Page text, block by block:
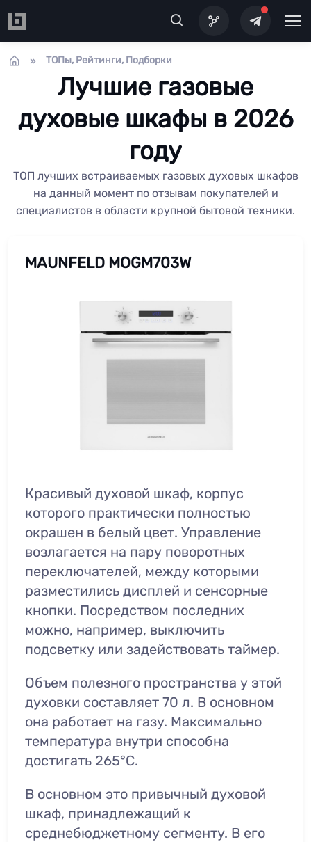
ТОПы, Рейтинги, Подборки
Лучшие газовые
духовые шкафы в 2026
году
ТОП лучших встраиваемых газовых духовых шкафов
на данный момент по отзывам покупателей и
специалистов в области крупной бытовой техники.
MAUNFELD MOGM703W
Красивый духовой шкаф, корпус
которого практически полностью
окрашен в белый цвет. Управление
возлагается на пару поворотных
переключателей, между которыми
разместились дисплей и сенсорные
кнопки. Посредством последних
можно, например, выключить
подсветку или задействовать таймер.
Объем полезного пространства у этой
духовки составляет 70 л. В основном
она работает на газу. Максимально
температура внутри способна
достигать 265°C.
В основном это привычный духовой
шкаф, принадлежащий к
среднебюджетному сегменту. В его